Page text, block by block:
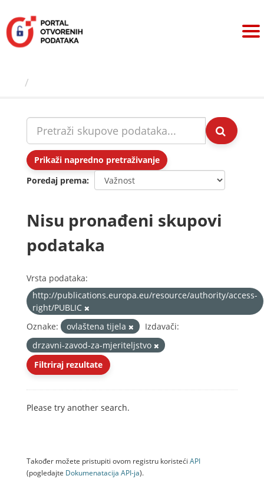
sadržaj
Prikaži napredno pretraživanje
Poredaj prema
Nisu pronađeni skupovi
podataka
Vrsta podataka:
http://publications.europa.eu/resource/authority/access-
right/PUBLIC
Oznake:
ovlaštena tijela
Izdavači:
drzavni-zavod-za-mjeriteljstvo
Filtriraj rezultate
Please try another search.
Također možete pristupiti ovom registru koristeći API
(pogledajte Dokumenаtаcijа API-jа).